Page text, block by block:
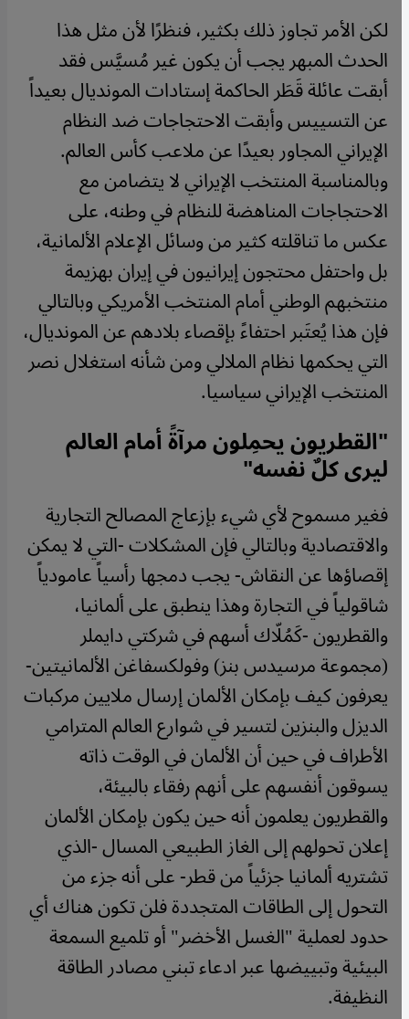
لكن الأمر تجاوز ذلك بكثير، فنظرًا لأن مثل هذا
الحدث المبهر يجب أن يكون غير مُسيَّس فقد
أبقت عائلة قَطَر الحاكمة إستادات المونديال بعيداً
عن التسييس وأبقت الاحتجاجات ضد النظام
الإيراني المجاور بعيدًا عن ملاعب كأس العالم.
وبالمناسبة المنتخب الإيراني لا يتضامن مع
الاحتجاجات المناهضة للنظام في وطنه، على
عكس ما تناقلته كثير من وسائل الإعلام الألمانية،
بل واحتفل محتجون إيرانيون في إيران بهزيمة
منتخبهم الوطني أمام المنتخب الأمريكي وبالتالي
فإن هذا يُعتَبر احتفاءً بإقصاء بلادهم عن المونديال،
التي يحكمها نظام الملالي ومن شأنه استغلال نصر
المنتخب الإيراني سياسيا.
"القطريون يحمِلون مرآةً أمام العالم
ليرى كلٌ نفسه"
فغير مسموح لأي شيء بإزعاج المصالح التجارية
والاقتصادية وبالتالي فإن المشكلات -التي لا يمكن
إقصاؤها عن النقاش- يجب دمجها رأسياً عامودياً
شاقولياً في التجارة وهذا ينطبق على ألمانيا،
والقطريون -كَمُلّاك أسهم في شركتي دايملر
(مجموعة مرسيدس بنز) وفولكسفاغن الألمانيتين-
يعرفون كيف بإمكان الألمان إرسال ملايين مركبات
الديزل والبنزين لتسير في شوارع العالم المترامي
الأطراف في حين أن الألمان في الوقت ذاته
يسوقون أنفسهم على أنهم رفقاء بالبيئة،
والقطريون يعلمون أنه حين يكون بإمكان الألمان
إعلان تحولهم إلى الغاز الطبيعي المسال -الذي
تشتريه ألمانيا جزئياً من قطر- على أنه جزء من
التحول إلى الطاقات المتجددة فلن تكون هناك أي
حدود لعملية "الغسل الأخضر" أو تلميع السمعة
البيئية وتبييضها عبر ادعاء تبني مصادر الطاقة
النظيفة.